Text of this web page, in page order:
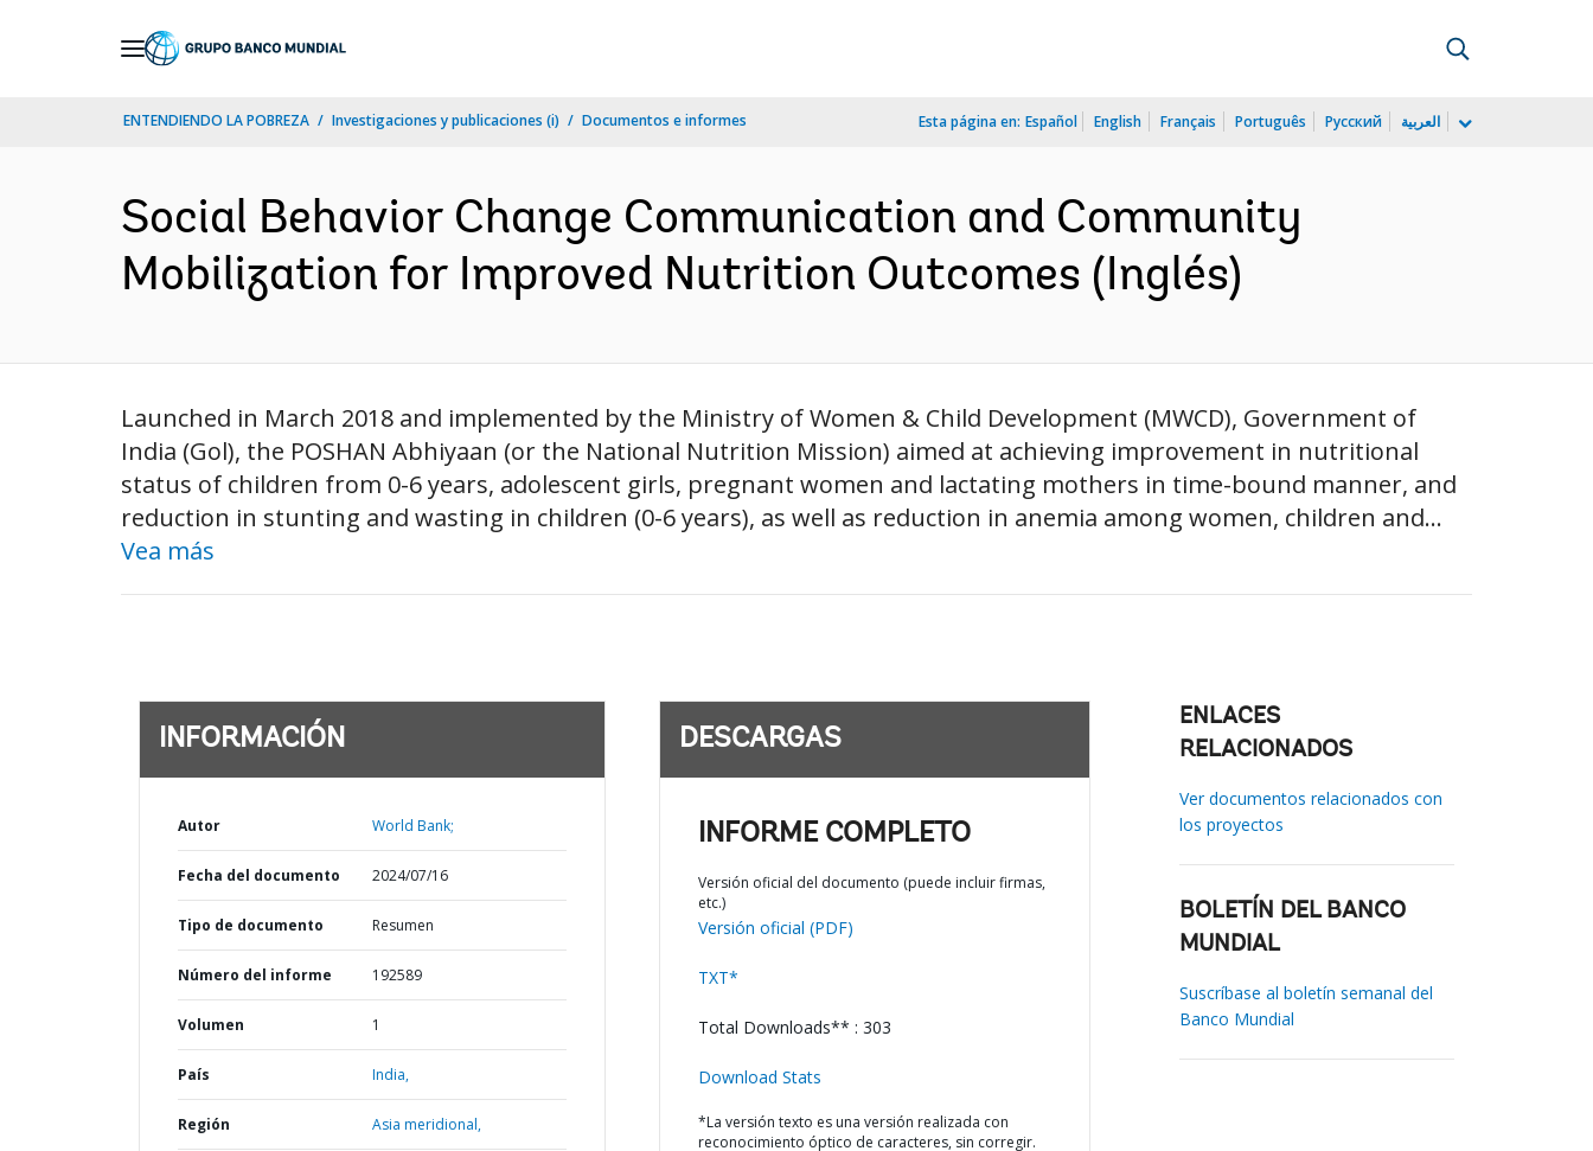
ENTENDIENDO LA POBREZA Investigaciones y publicaciones (i) Documentos e informes Esta página en: Español English Français Português Русский العربية
Social Behavior Change Communication and Community
Mobilization for Improved Nutrition Outcomes (Inglés)
Launched in March 2018 and implemented by the Ministry of Women & Child Development (MWCD), Government of
India (Gol), the POSHAN Abhiyaan (or the National Nutrition Mission) aimed at achieving improvement in nutritional
status of children from 0-6 years, adolescent girls, pregnant women and lactating mothers in time-bound manner, and
reduction in stunting and wasting in children (0-6 years), as well as reduction in anemia among women, children and...
Vea más
INFORMACIÓN
Autor World Bank;
Fecha del documento 2024/07/16
Tipo de documento Resumen
Número del informe 192589
Volumen 1
País India,
Región Asia meridional,
DESCARGAS
INFORME COMPLETO
Versión oficial del documento (puede incluir firmas,
etc.)
Versión oficial (PDF)
TXT*
Total Downloads** : 303
Download Stats
*La versión texto es una versión realizada con
reconocimiento óptico de caracteres, sin corregir.
ENLACES
RELACIONADOS
Ver documentos relacionados con
los proyectos
BOLETÍN DEL BANCO
MUNDIAL
Suscríbase al boletín semanal del
Banco Mundial